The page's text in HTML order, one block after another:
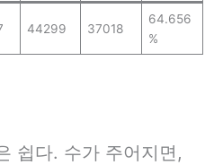
44299 37018
64.656
%
쉽다. 수가 주어지면,